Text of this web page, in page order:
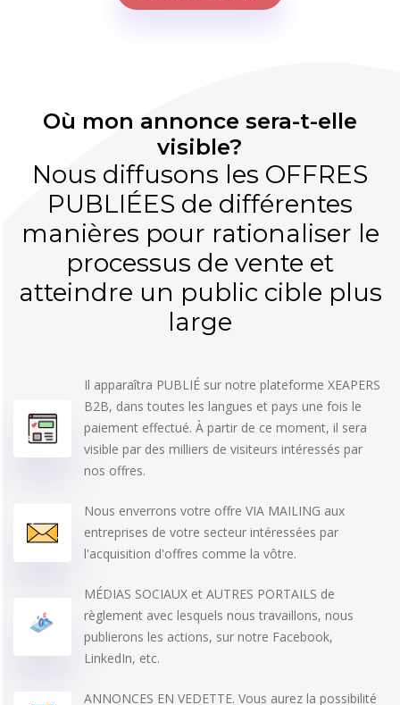
Où mon annonce sera-t-elle
visible?
Nous diffusons les OFFRES
PUBLIÉES de différentes
manières pour rationaliser le
processus de vente et
atteindre un public cible plus
large
Il apparaîtra PUBLIÉ sur notre plateforme XEAPERS
B2B, dans toutes les langues et pays une fois le
paiement effectué. À partir de ce moment, il sera
visible par des milliers de visiteurs intéressés par
nos offres.
Nous enverrons votre offre VIA MAILING aux
entreprises de votre secteur intéressées par
l'acquisition d'offres comme la vôtre.
MÉDIAS SOCIAUX et AUTRES PORTAILS de
règlement avec lesquels nous travaillons, nous
publierons les actions, sur notre Facebook,
LinkedIn, etc.
ANNONCES EN VEDETTE. Vous aurez la possibilité